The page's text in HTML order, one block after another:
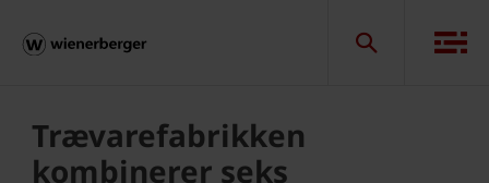
Trævarefabrikken
kombinerer seks